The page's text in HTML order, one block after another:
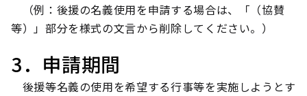
（例：後援の名義使用を申請する場合は、「（協賛
等）」部分を様式の文言から削除してください。）
3．申請期間
後援等名義の使用を希望する行事等を実施しようとす